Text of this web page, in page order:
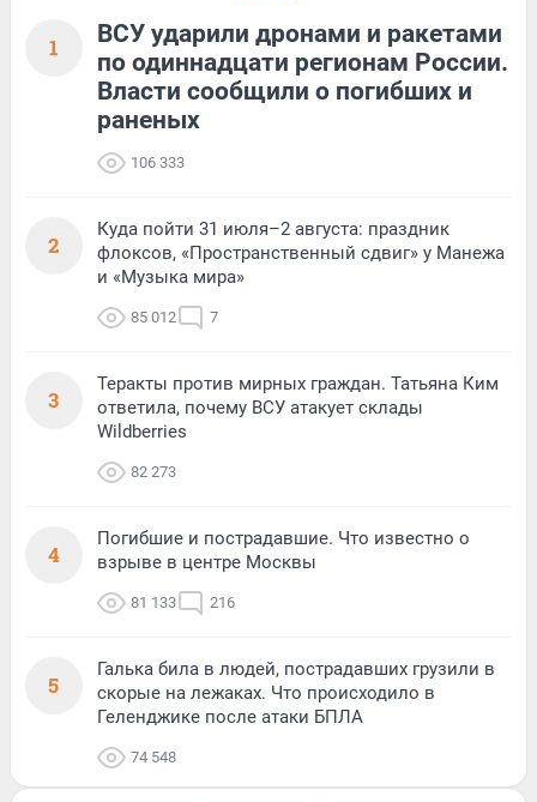
1
ВСУ ударили дронами и ракетами
по одиннадцати регионам России.
Власти сообщили о погибших и
раненых
106 333
2
Куда пойти 31 июля–2 августа: праздник
флоксов, «Пространственный сдвиг» у Манежа
и «Музыка мира»
85 012 7
3
Теракты против мирных граждан. Татьяна Ким
ответила, почему ВСУ атакует склады
Wildberries
82 273
4
Погибшие и пострадавшие. Что известно о
взрыве в центре Москвы
81 133 216
5
Галька била в людей, пострадавших грузили в
скорые на лежаках. Что происходило в
Геленджике после атаки БПЛА
74 548